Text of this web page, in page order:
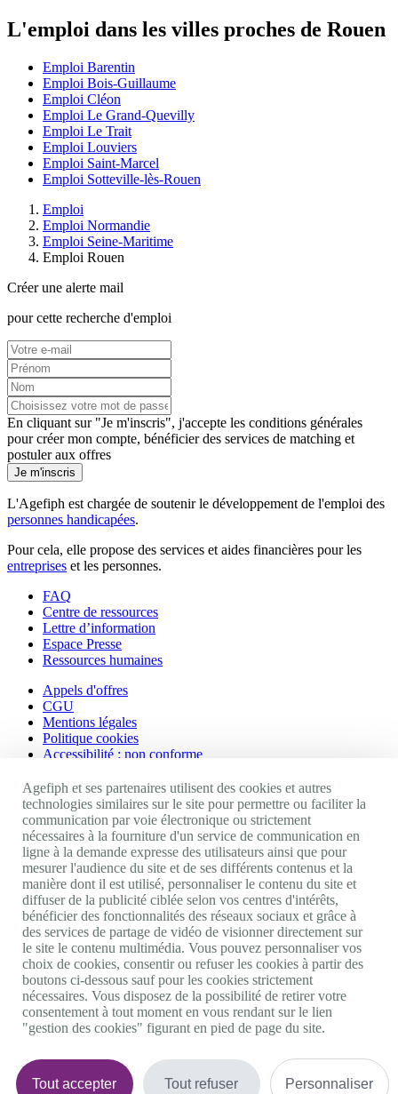
L'emploi dans les villes proches de Rouen
Emploi Barentin
Emploi Bois-Guillaume
Emploi Cléon
Emploi Le Grand-Quevilly
Emploi Le Trait
Emploi Louviers
Emploi Saint-Marcel
Emploi Sotteville-lès-Rouen
Emploi
Emploi Normandie
Emploi Seine-Maritime
Emploi Rouen
Créer une alerte mail
pour cette recherche d'emploi
En cliquant sur "Je m'inscris", j'accepte les conditions générales
pour créer mon compte, bénéficier des services de matching et
postuler aux offres
Je m'inscris
L'Agefiph est chargée de soutenir le développement de l'emploi des
personnes handicapées.
Pour cela, elle propose des services et aides financières pour les
entreprises et les personnes.
FAQ
Centre de ressources
Lettre d’information
Espace Presse
Ressources humaines
Appels d'offres
CGU
Mentions légales
Politique cookies
Accessibilité : non conforme
Nos autres sites
Site portail Agefiph
Activateur de progrès
Handinnov
Innovation et recherche
Université du RRH
Service AppuiPro
Nous suivre
Youtube
Linkedin
Facebook
Twitter
0 800 11 10 09Services & appel gratuitsDe 9h à 18h.
Agefiph et ses partenaires utilisent des cookies et autres
technologies similaires sur le site pour permettre ou faciliter la
communication par voie électronique ou strictement
nécessaires à la fourniture d'un service de communication en
ligne à la demande expresse des utilisateurs ainsi que pour
mesurer l'audience du site et de ses différents contenus et la
manière dont il est utilisé, personnaliser le contenu du site et
diffuser de la publicité ciblée selon vos centres d'intérêts,
bénéficier des fonctionnalités des réseaux sociaux et grâce à
des services de partage de vidéo de visionner directement sur
le site le contenu multimédia. Vous pouvez personnaliser vos
choix de cookies, consentir ou refuser les cookies à partir des
boutons ci-dessous sauf pour les cookies strictement
nécessaires. Vous disposez de la possibilité de retirer votre
consentement à tout moment en vous rendant sur le lien
"gestion des cookies" figurant en pied de page du site.
Tout accepter Tout refuser Personnaliser